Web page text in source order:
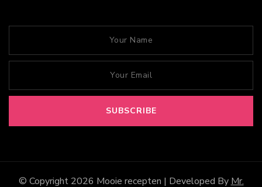
© Copyright 2026 Mooie recepten | Developed By Mr.